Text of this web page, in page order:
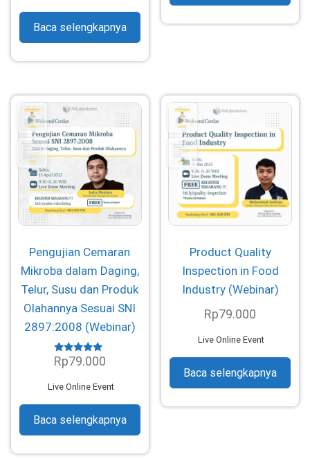
Baca selengkapnya
Pengujian Cemaran
Mikroba dalam Daging,
Telur, Susu dan Produk
Olahannya Sesuai SNI
2897:2008 (Webinar)
Dinilai
Rp79.000
Live Online Event
Baca selengkapnya
Product Quality
Inspection in Food
Industry (Webinar)
Rp79.000
Live Online Event
Baca selengkapnya